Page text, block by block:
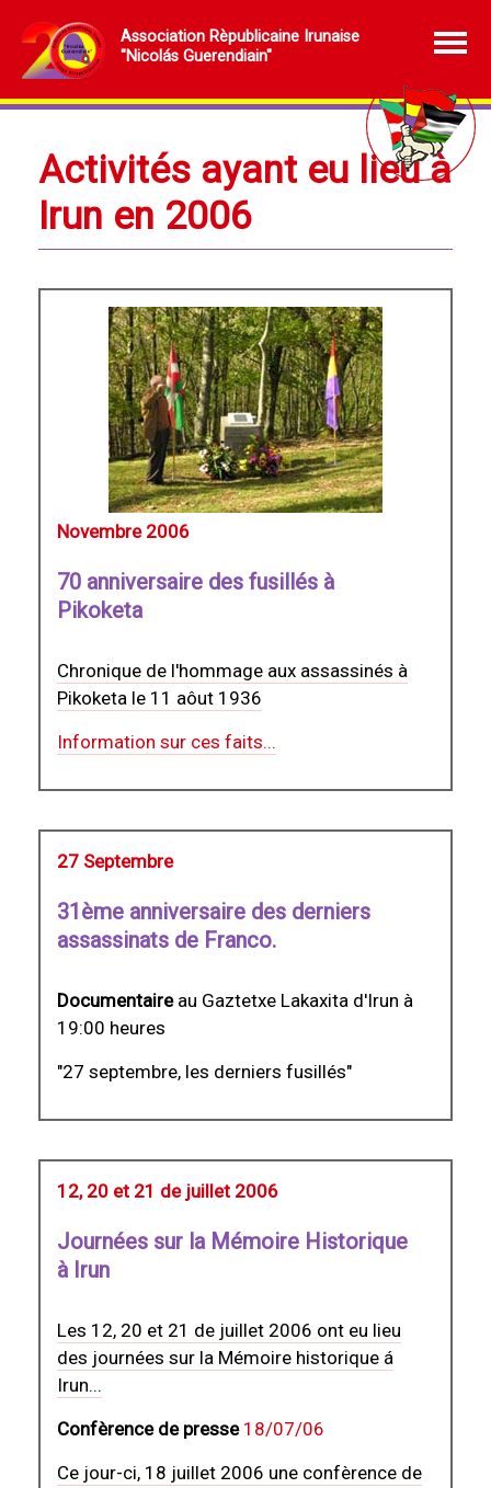
Association Rèpublicaine Irunaise
"Nicolás Guerendiain"
Activités ayant eu lieu à
Irun en 2006
Novembre 2006
70 anniversaire des fusillés à
Pikoketa
Chronique de l'hommage aux assassinés à
Pikoketa le 11 aôut 1936
Information sur ces faits...
27 Septembre
31ème anniversaire des derniers
assassinats de Franco.
Documentaireau Gaztetxe Lakaxita d'Irun à
19:00 heures
"27 septembre, les derniers fusillés"
12, 20 et 21 de juillet 2006
Journées sur la Mémoire Historique
à Irun
Les 12, 20 et 21 de juillet 2006 ont eu lieu
des journées sur la Mémoire historique á
Irun...
Confèrence de presse 18/07/06
Ce jour-ci, 18 juillet 2006 une confèrence de